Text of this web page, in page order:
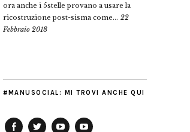
ora anche i 5stelle provano a usare la
ricostruzione post-sisma come... 22
Febbraio 2018
#MANUSOCIAL: MI TROVI ANCHE QUI